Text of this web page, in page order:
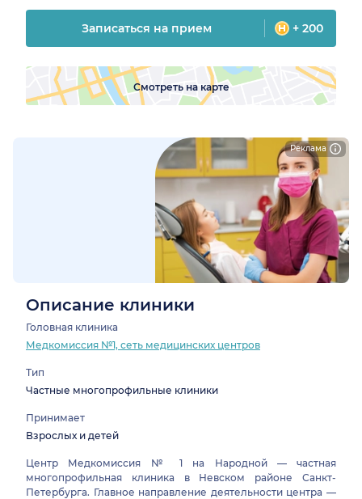
Реклама
Записаться на прием + 200
Смотреть на карте
Описание клиники
Головная клиника
Медкомиссия №1, сеть медицинских центров
Тип
Частные многопрофильные клиники
Принимает
Взрослых и детей
Центр Медкомиссия № 1 на Народной — частная
многопрофильная клиника в Невском районе Санкт-
Петербурга. Главное направление деятельности центра —